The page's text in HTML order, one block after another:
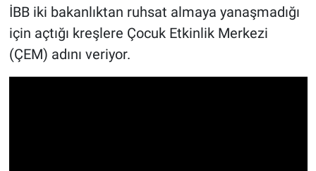
İBB iki bakanlıktan ruhsat almaya yanaşmadığı
için açtığı kreşlere Çocuk Etkinlik Merkezi
(ÇEM) adını veriyor.